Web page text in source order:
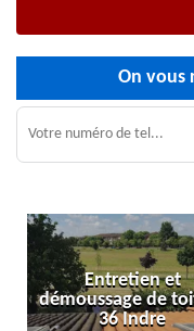
On vous
Entretien et
démoussage de
36 Indre